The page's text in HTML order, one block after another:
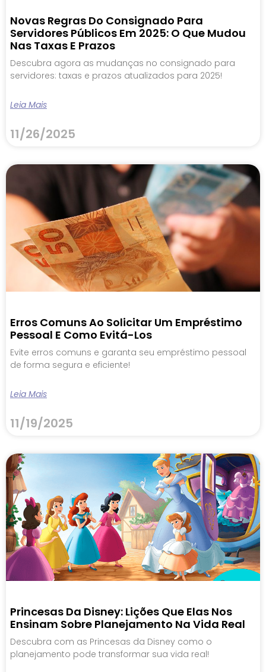
Novas Regras Do Consignado Para
Servidores Públicos Em 2025: O Que Mudou
Nas Taxas E Prazos
Descubra agora as mudanças no consignado para
servidores: taxas e prazos atualizados para 2025!
Leia Mais
11/26/2025
Erros Comuns Ao Solicitar Um Empréstimo
Pessoal E Como Evitá-Los
Evite erros comuns e garanta seu empréstimo pessoal
de forma segura e eficiente!
Leia Mais
11/19/2025
Princesas Da Disney: Lições Que Elas Nos
Ensinam Sobre Planejamento Na Vida Real
Descubra com as Princesas da Disney como o
planejamento pode transformar sua vida real!